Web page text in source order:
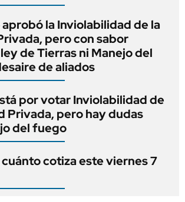
la Inviolabilidad de la
pero con sabor
de Tierras ni Manejo del
de aliados
por votar Inviolabilidad de
Privada, pero hay dudas
del fuego
cuánto cotiza este viernes 7